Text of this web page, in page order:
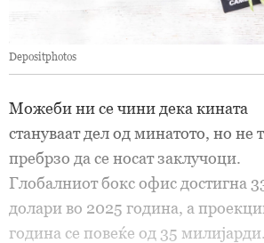
Depositphotos
Можеби ни се чини дека кината
стануваат дел од минатото, но не
пребрзо да се носат заклучоци.
Глобалниот бокс офис достигна
долари во 2025 година, а
година се повеќе од 35 милијарди.